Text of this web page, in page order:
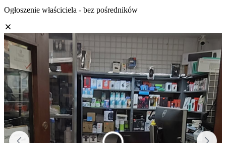
Ogłoszenie właściciela - bez pośredników